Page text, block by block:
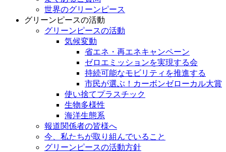
世界のグリーンピース
グリーンピースの活動
グリーンピースの活動
気候変動
省エネ・再エネキャンペーン
ゼロエミッションを実現する会
持続可能なモビリティを推進する
市民が選ぶ！カーボンゼローカル大賞
使い捨てプラスチック
生物多様性
海洋生態系
報道関係者の皆様へ
今、私たちが取り組んでいること
グリーンピースの活動方針